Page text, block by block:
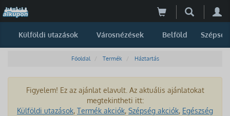
Külföldi utazások Városnézések Belföld Szépség
Főoldal Termék Háztartás
Figyelem! Ez az ajánlat elavult. Az aktuális ajánlatokat
megtekintheti itt:
Külföldi utazások, Termék akciók, Szépség akciók, Egészség